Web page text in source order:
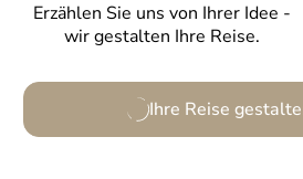
Erzählen Sie uns von Ihrer Idee -
wir gestalten Ihre Reise.
Ihre Reise